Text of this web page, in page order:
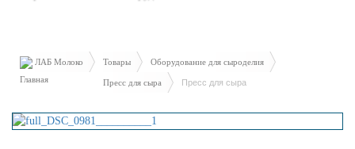
ЛАБ Молоко Товары Оборудование для сыроделия
Пресс для сыра Пресс для сыра